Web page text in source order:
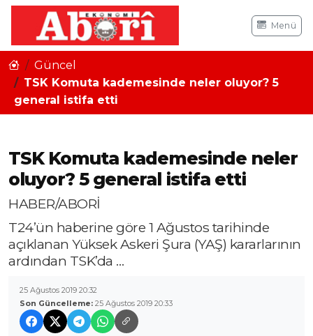
Menü
Güncel
TSK Komuta kademesinde neler oluyor? 5
general istifa etti
TSK Komuta kademesinde neler
oluyor? 5 general istifa etti
HABER/ABORİ
T24’ün haberine göre 1 Ağustos tarihinde
açıklanan Yüksek Askeri Şura (YAŞ) kararlarının
ardından TSK’da …
25 Ağustos 2019 20:32
Son Güncelleme: 25 Ağustos 2019 20:33